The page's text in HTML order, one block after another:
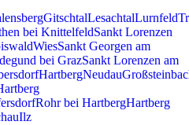
GitschtalLesachtalLurnfeld
bei KnittelfeldSankt Lorenzen
WiesSankt Georgen am
bei GrazSankt Lorenzen am
HartbergNeudau
Rohr bei HartbergHartberg
Ilz